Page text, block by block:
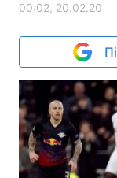
00:02, 20.02.20